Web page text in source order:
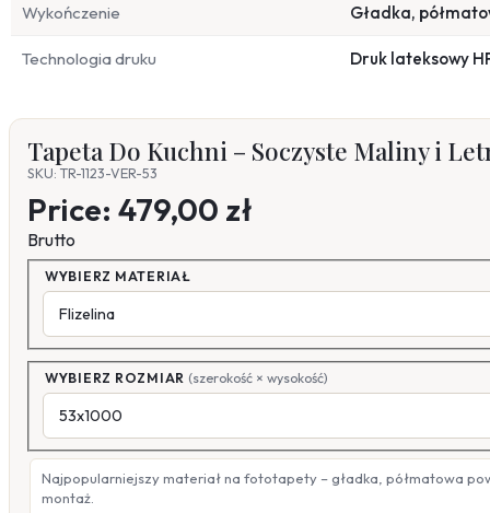
Wykończenie Gładka,
Technologia druku Druk lateksowy
Tapeta Do Kuchni – Soczyste Maliny i
SKU: TR-1123-VER-53
Price: 479,00 zł
Brutto
WYBIERZ MATERIAŁ
WYBIERZ ROZMIAR (szerokość × wysokość)
Najpopularniejszy materiał na fototapety – gładka, półmatowa
montaż.